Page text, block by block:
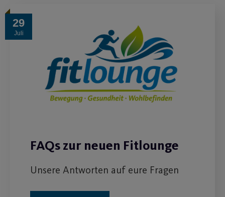
29
Juli
FAQs zur neuen Fitlounge
Unsere Antworten auf eure Fragen